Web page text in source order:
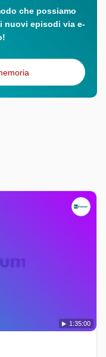
che possiamo
nuovi episodi via e-
1:35:00